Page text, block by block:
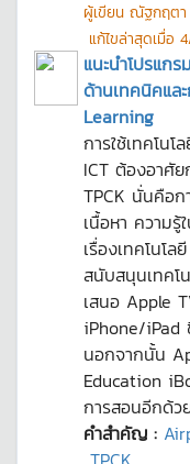
ผู้เขียน ณัฐกฤตา
แก้ไขล่าสุดเมื่อ
แนะนำโปรแกร
ด้านเทคนิคแล
Learning
การใช้เทคโนโ
ICT ต้องอาศัย
TPCK นั่นคือก
เนื้อหา ความรู้
เรื่องเทคโนโล
สนับสนุนเทคโ
เสนอ Apple
iPhone/iPad
นอกจากนั้น
Education
การสอนอีกด้ว
คำสำคัญ :